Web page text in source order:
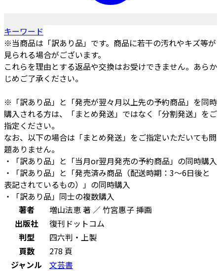
キーワード
※当商品は「訳あり品」です。商品に若干の汚れやキズ等が
見られる場合がございます。
これらを理由とする返品や交換はお受けできません。あらか
じめご了承ください。
※「訳あり品」と「発売が翌々月以上先の予約商品」を同時
購入される方は、「まとめ発送」ではなく「分割発送」をご
指定ください。
なお、以下の場合は「まとめ発送」をご指定いただいても問
題ありません。
・「訳あり品」と「当月or翌月発売の予約商品」の同時購入
・「訳あり品」と「発売済み商品（配送時期：3～6日後と
表記されているもの）」の同時購入
・「訳あり品」同士の複数購入
著者
増山法恵 著 ／ 竹宮惠子 挿画
出版社
復刊ドットコム
判型
四六判・上製
頁数
278 頁
ジャンル
文芸書